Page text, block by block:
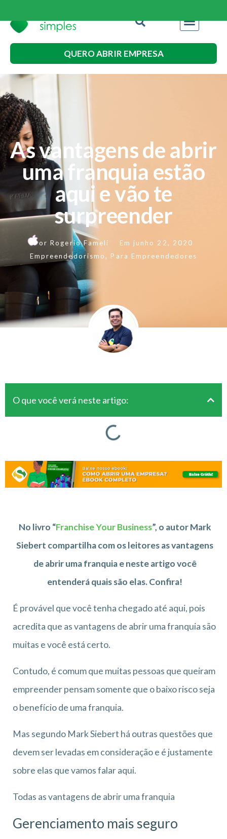
QUERO ABRIR EMPRESA
As vantagens de abrir
uma franquia estão
aqui e vão te
surpreender
Por Rogerio Fameli Em junho 22, 2020
Empreendedorismo, Para Empreendedores
O que você verá neste artigo:
No livro “Franchise Your Business”, o autor Mark
Siebert compartilha com os leitores as vantagens
de abrir uma franquia e neste artigo você
entenderá quais são elas. Confira!
É provável que você tenha chegado até aqui, pois
acredita que as vantagens de abrir uma franquia são
muitas e você está certo.
Contudo, é comum que muitas pessoas que queiram
empreender pensam somente que o baixo risco seja
o benefício de uma franquia.
Mas segundo Mark Siebert há outras questões que
devem ser levadas em consideração e é justamente
sobre elas que vamos falar aqui.
Todas as vantagens de abrir uma franquia
Gerenciamento mais seguro